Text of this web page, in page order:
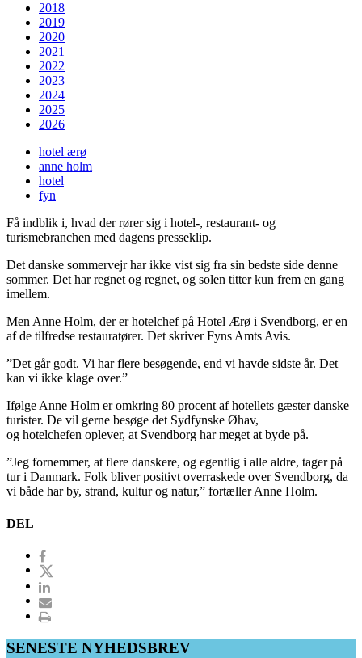
2018
2019
2020
2021
2022
2023
2024
2025
2026
hotel ærø
anne holm
hotel
fyn
Få indblik i, hvad der rører sig i hotel-, restaurant- og
turismebranchen med dagens presseklip.
Det danske sommervejr har ikke vist sig fra sin bedste side denne
sommer. Det har regnet og regnet, og solen titter kun frem en gang
imellem.
Men Anne Holm, der er hotelchef på Hotel Ærø i Svendborg, er en
af de tilfredse restauratører. Det skriver Fyns Amts Avis.
”Det går godt. Vi har flere besøgende, end vi havde sidste år. Det
kan vi ikke klage over.”
Ifølge Anne Holm er omkring 80 procent af hotellets gæster danske
turister. De vil gerne besøge det Sydfynske Øhav,
og hotelchefen oplever, at Svendborg har meget at byde på.
”Jeg fornemmer, at flere danskere, og egentlig i alle aldre, tager på
tur i Danmark. Folk bliver positivt overraskede over Svendborg, da
vi både har by, strand, kultur og natur,” fortæller Anne Holm.
DEL
SENESTE NYHEDSBREV